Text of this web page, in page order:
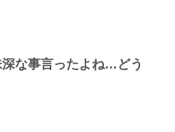
深な事言ったよね…どう